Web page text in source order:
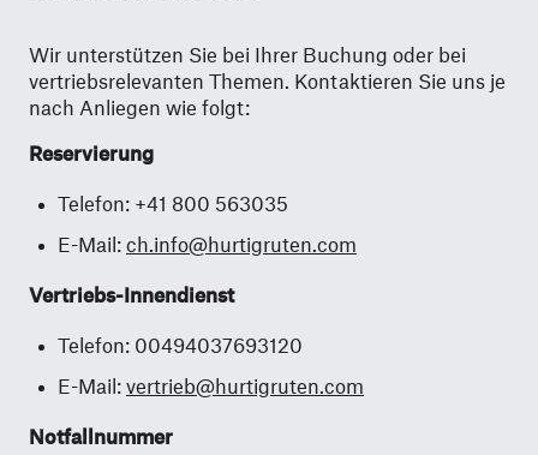
Wir unterstützen Sie bei Ihrer Buchung oder bei
vertriebsrelevanten Themen. Kontaktieren Sie uns je
nach Anliegen wie folgt:
Reservierung
Telefon: +41 800 563035
E-Mail: ch.info@hurtigruten.com
Vertriebs-Innendienst
Telefon: 00494037693120
E-Mail: vertrieb@hurtigruten.com
Notfallnummer